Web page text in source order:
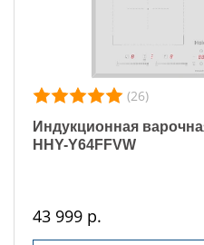
(26)
Индукционная
HHY-Y64FFVW
43 999 р.